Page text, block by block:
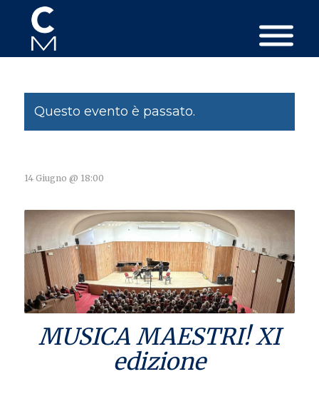
Questo evento è passato.
14 Giugno @ 18:00
MUSICA MAESTRI! XI
edizione